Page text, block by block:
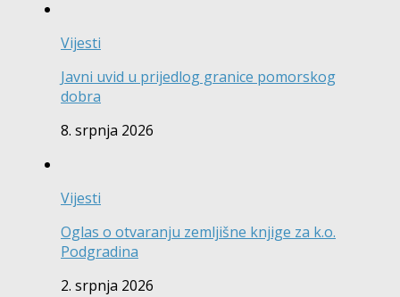
Vijesti
Javni uvid u prijedlog granice pomorskog
dobra
8. srpnja 2026
Vijesti
Oglas o otvaranju zemljišne knjige za k.o.
Podgradina
2. srpnja 2026